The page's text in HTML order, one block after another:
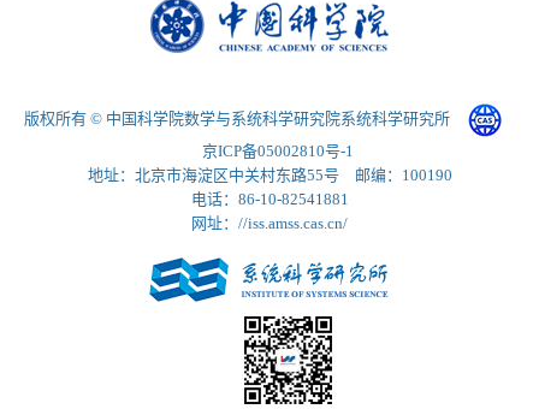
版权所有 © 中国科学院数学与系统科学研究院系统科学研究所
京ICP备05002810号-1
地址：北京市海淀区中关村东路55号 邮编：100190
电话：86-10-82541881
网址：//iss.amss.cas.cn/